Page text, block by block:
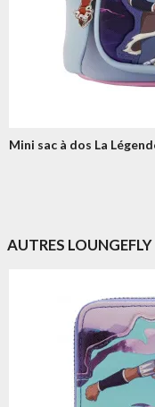
Mini sac à dos La
AUTRES LOUNGEFLY